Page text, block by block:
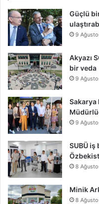
Güçlü
9
Akyazı
bir veda
9
Sakarya
9
SUBÜ iş
8
Minik
8